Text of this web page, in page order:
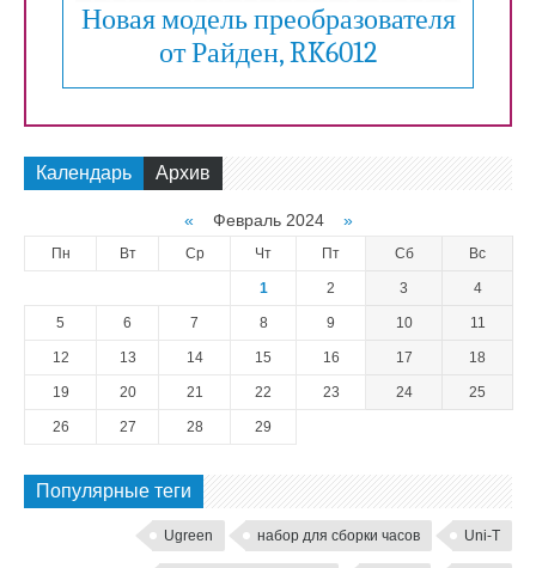
Новая модель преобразователя
от Райден, RK6012
Календарь Архив
« Февраль 2024 »
Пн Вт Ср Чт Пт Сб Вс
1 2 3 4
5 6 7 8 9 10 11
12 13 14 15 16 17 18
19 20 21 22 23 24 25
26 27 28 29
Популярные теги
Ugreen набор для сборки часов Uni-T